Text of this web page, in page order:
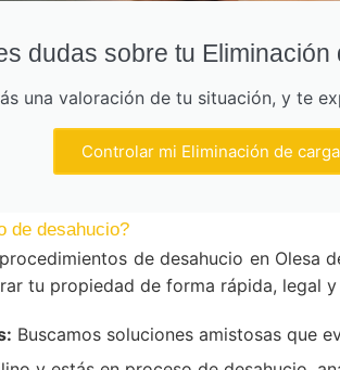
dudas sobre tu
una valoración de tu situación, y te
Controlar mi Eliminación de
de desahucio?
de desahucio en Olesa
tu propiedad de forma rápida, legal
Buscamos soluciones amistosas que